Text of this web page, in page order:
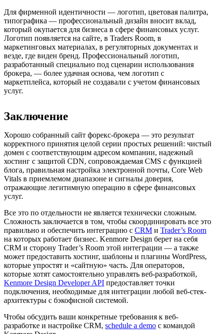
Для фирменной идентичности — логотип, цветовая палитра,
типографика — профессиональный дизайн вносит вклад,
который окупается для бизнеса в сфере финансовых услуг.
Логотип появляется на сайте, в Traders Room, в
маркетинговых материалах, в регуляторных документах и
везде, где виден бренд. Профессиональный логотип,
разработанный специально под сценарии использования
брокера, — более удачная основа, чем логотип с
маркетплейса, который не создавали с учетом финансовых
услуг.
Заключение
Хорошо собранный сайт форекс-брокера — это результат
корректного принятия целой серии простых решений: чистый
домен с соответствующим адресом компании, надежный
хостинг с защитой CDN, сопровождаемая CMS с функцией
блога, правильная настройка электронной почты, Core Web
Vitals в приемлемом диапазоне и сигналы доверия,
отражающие легитимную операцию в сфере финансовых
услуг.
Все это по отдельности не является технически сложным.
Сложность заключается в том, чтобы скоординировать все это
правильно и обеспечить интеграцию с CRM и Trader’s Room
на которых работает бизнес. Kenmore Design берет на себя
CRM и сторону Trader’s Room этой интеграции — а также
может предоставить хостинг, шаблоны и плагины WordPress,
которые упростят и «сайтную» часть. Для операторов,
которые хотят самостоятельно управлять веб-разработкой,
Kenmore Design Developer API предоставляет точки
подключения, необходимые для интеграции любой веб-стек-
архитектуры с бэкофисной системой.
Чтобы обсудить ваши конкретные требования к веб-
разработке и настройке CRM, schedule a demo с командой